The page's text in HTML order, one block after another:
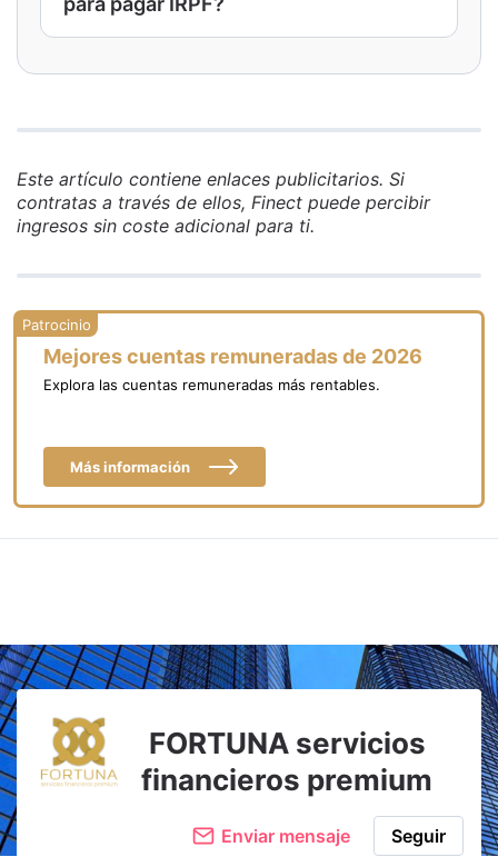
reduce el impacto total del impuesto.
puede devolverte todas las retenciones
declaración de la renta.
Este artículo contiene enlaces publicitarios. Si
contratas a través de ellos, Finect puede percibir
ingresos sin coste adicional para ti.
Mejores cuentas remuneradas de 2026
Explora las cuentas remuneradas más rentables.
Más información
FORTUNA servicios
financieros premium
Enviar mensaje Seguir